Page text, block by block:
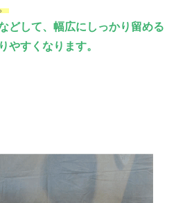
どして、幅広にしっかり留める
やすくなります。